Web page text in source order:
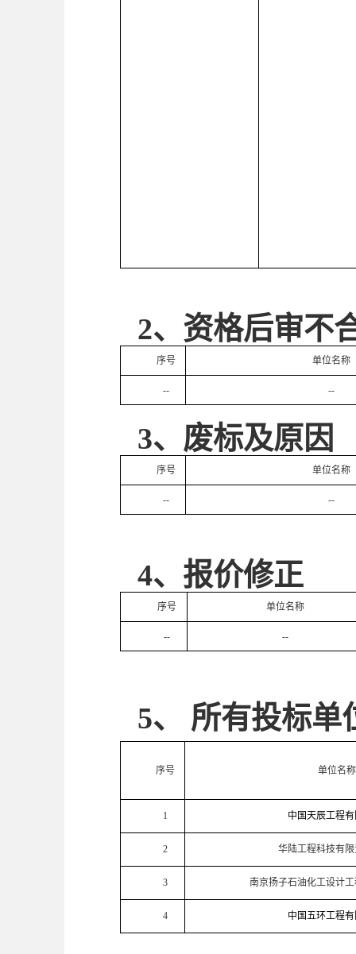
2、 资格后审不
序号 单位名称
-- --
3、 废标及原因
序号 单位名称
-- --
4、 报价修正
序号 单位名称
-- --
5、 所有投标单
序号 单位名称
1 中国天辰工程
2 华陆工程科技有
3 南京扬子石油化工设计
4 中国五环工程